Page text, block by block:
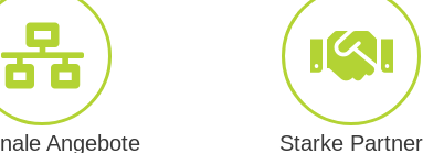
Angebote Starke Partner